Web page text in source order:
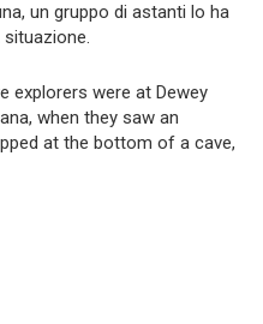
un gruppo di astanti lo ha
explorers were at Dewey
when they saw an
at the bottom of a cave,